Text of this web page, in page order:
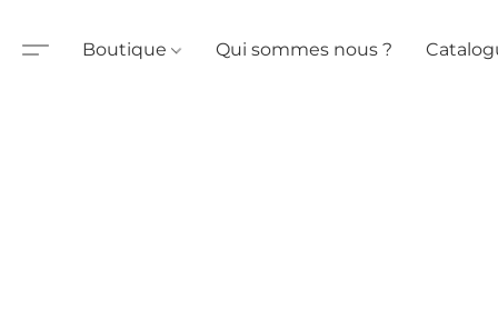
Boutique Qui sommes nous ?